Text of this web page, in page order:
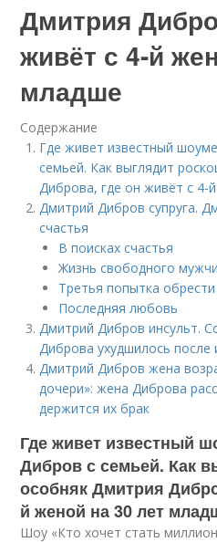
Дмитрия
живёт с 4-й
младше
Содержание
Где живет известный
семьей. Как выглядит
Диброва, где он живёт с
Дмитрий Дибров супруга.
счастья
В поисках счастья
Жизнь свободного
Третья попытка обрести
Последняя любовь
Дмитрий Дибров инсульт.
Диброва ухудшилось после
Дмитрий Дибров жена
дочери»: жена Диброва
держится их брак
Где живет известный
Дибров с семьей. Как
особняк Дмитрия
й женой на 30 лет
Шоу «Кто хочет стать